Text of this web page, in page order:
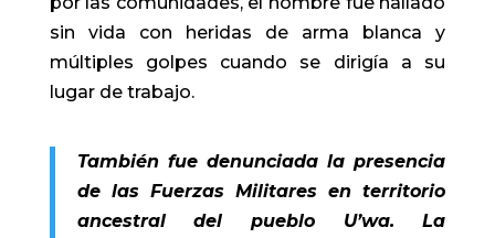
sin vida con heridas de arma blanca y
múltiples golpes cuando se dirigía a su
lugar de trabajo.
También fue denunciada la presencia
de las Fuerzas Militares en territorio
ancestral del pueblo U’wa. La